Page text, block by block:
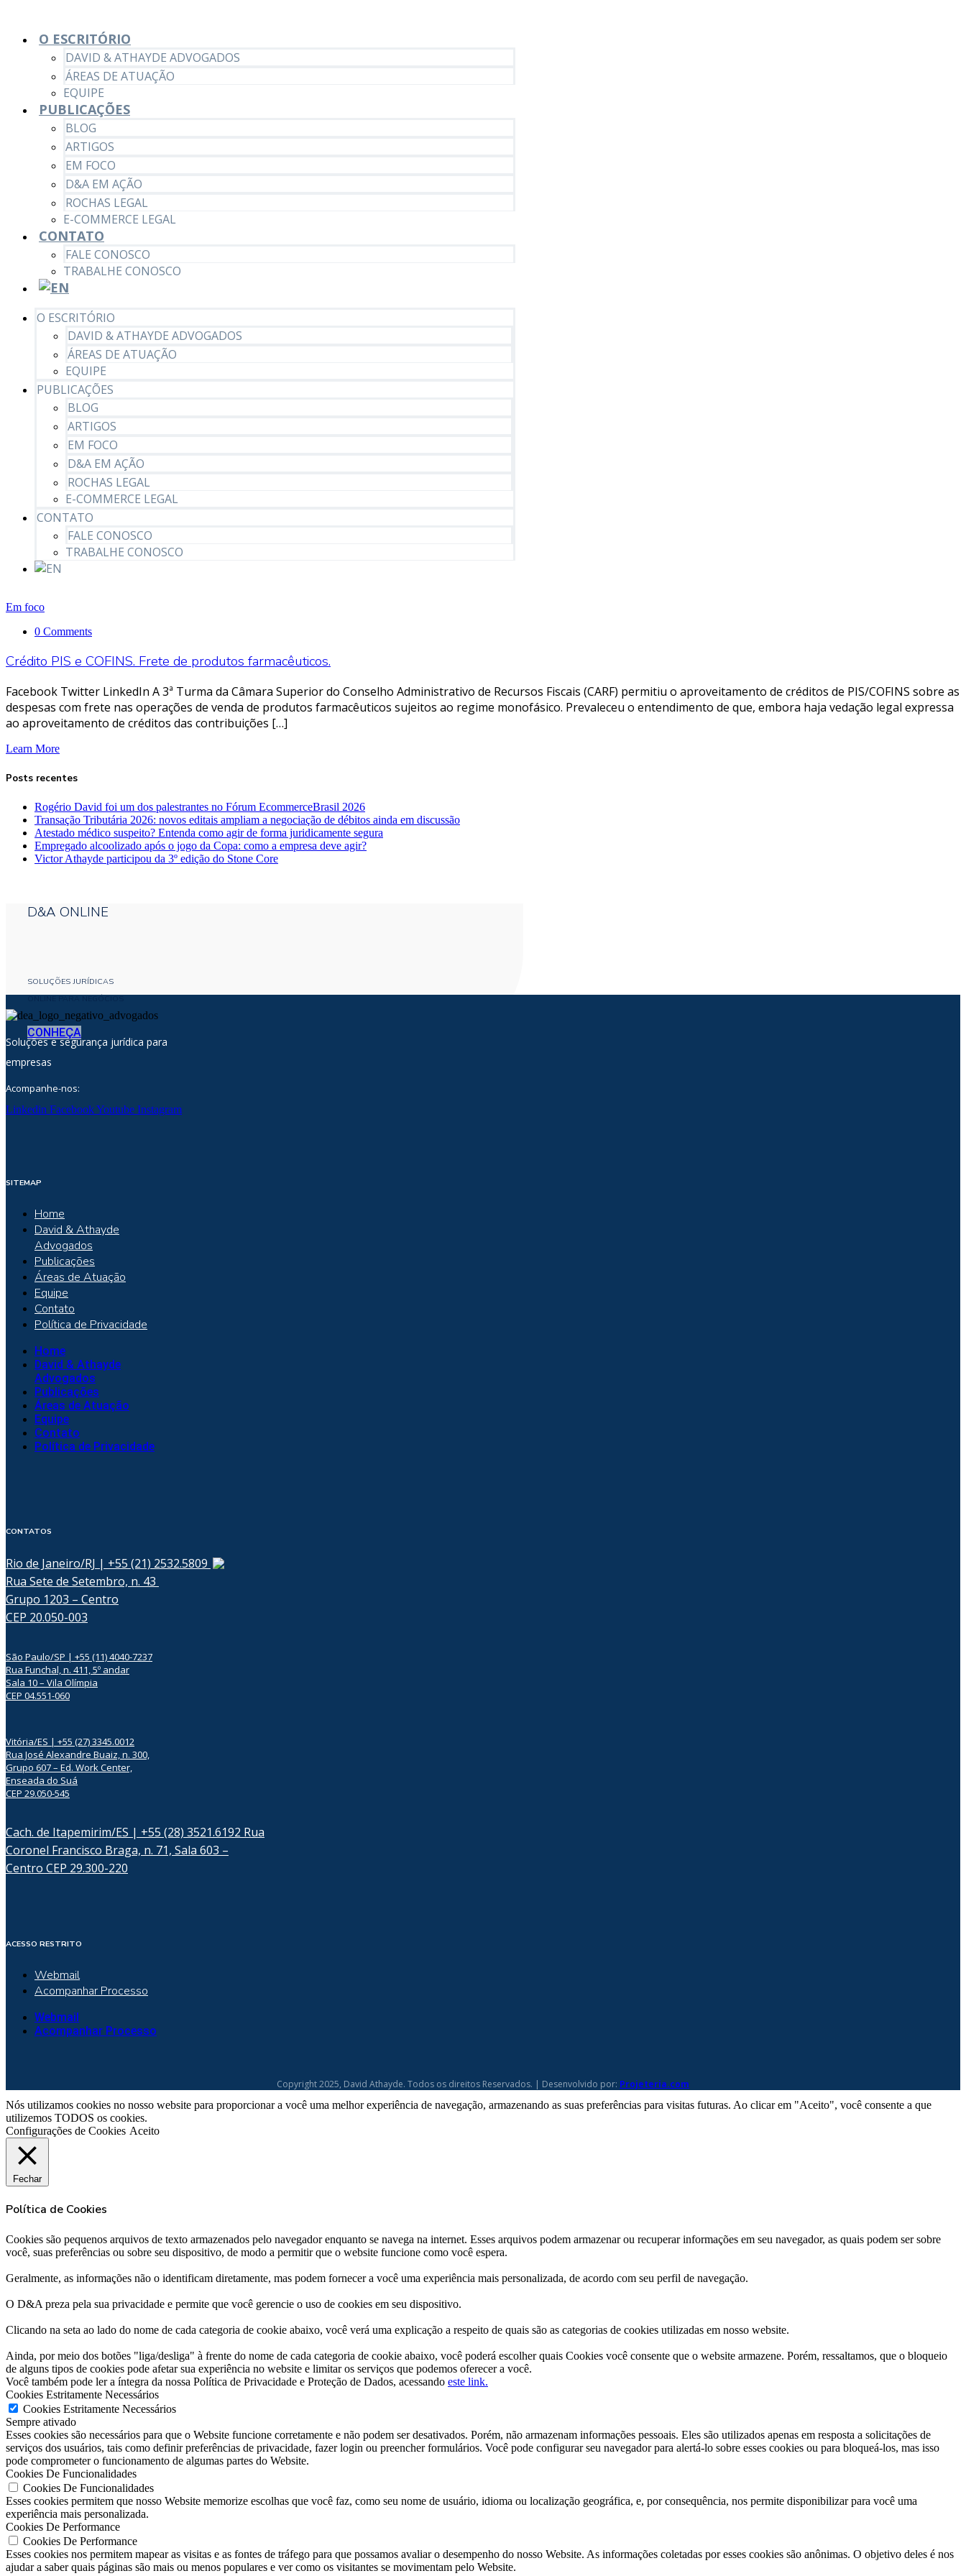
O ESCRITÓRIO
DAVID & ATHAYDE ADVOGADOS
ÁREAS DE ATUAÇÃO
EQUIPE
PUBLICAÇÕES
BLOG
ARTIGOS
EM FOCO
D&A EM AÇÃO
ROCHAS LEGAL
E-COMMERCE LEGAL
CONTATO
FALE CONOSCO
TRABALHE CONOSCO
O ESCRITÓRIO
DAVID & ATHAYDE ADVOGADOS
ÁREAS DE ATUAÇÃO
EQUIPE
PUBLICAÇÕES
BLOG
ARTIGOS
EM FOCO
D&A EM AÇÃO
ROCHAS LEGAL
E-COMMERCE LEGAL
CONTATO
FALE CONOSCO
TRABALHE CONOSCO
Em foco
0 Comments
Crédito PIS e COFINS. Frete de produtos farmacêuticos.
Facebook Twitter LinkedIn A 3ª Turma da Câmara Superior do Conselho Administrativo de Recursos Fiscais (CARF) permitiu o aproveitamento de créditos de PIS/COFINS sobre as
despesas com frete nas operações de venda de produtos farmacêuticos sujeitos ao regime monofásico. Prevaleceu o entendimento de que, embora haja vedação legal expressa
ao aproveitamento de créditos das contribuições […]
Learn More
Posts recentes
Rogério David foi um dos palestrantes no Fórum EcommerceBrasil 2026
Transação Tributária 2026: novos editais ampliam a negociação de débitos ainda em discussão
Atestado médico suspeito? Entenda como agir de forma juridicamente segura
Empregado alcoolizado após o jogo da Copa: como a empresa deve agir?
Victor Athayde participou da 3º edição do Stone Core
D&A ONLINE
SOLUÇÕES JURÍDICAS
CONHEÇA
Soluções e segurança jurídica para
empresas
Acompanhe-nos:
Linkedin FacebookYoutube Instagram
SITEMAP
Home
David & Athayde
Advogados
Publicações
Áreas de Atuação
Equipe
Contato
Política de Privacidade
Home
David & Athayde
Advogados
Publicações
Áreas de Atuação
Equipe
Contato
Política de Privacidade
CONTATOS
Rio de Janeiro/RJ | +55 (21) 2532.5809
Rua Sete de Setembro, n. 43
Grupo 1203 – Centro
CEP 20.050-003
São Paulo/SP | +55 (11) 4040-7237
Rua Funchal, n. 411, 5º andar
Sala 10 – Vila Olímpia
CEP 04.551-060
Vitória/ES | +55 (27) 3345.0012
Rua José Alexandre Buaiz, n. 300,
Grupo 607 – Ed. Work Center,
Enseada do Suá
CEP 29.050-545
Cach. de Itapemirim/ES | +55 (28) 3521.6192 Rua
Coronel Francisco Braga, n. 71, Sala 603 –
Centro CEP 29.300-220
ACESSO RESTRITO
Webmail
Acompanhar Processo
Webmail
Acompanhar Processo
Copyright 2025, David Athayde. Todos os direitos Reservados. | Desenvolvido por: Projeteria.com
Nós utilizamos cookies no nosso website para proporcionar a você uma melhor experiência de navegação, armazenando as suas preferências para visitas futuras. Ao clicar em "Aceito", você consente a que
utilizemos TODOS os cookies.
Configurações de Cookies Aceito
Fechar
Política de Cookies
Cookies são pequenos arquivos de texto armazenados pelo navegador enquanto se navega na internet. Esses arquivos podem armazenar ou recuperar informações em seu navegador, as quais podem ser sobre
você, suas preferências ou sobre seu dispositivo, de modo a permitir que o website funcione como você espera.
Geralmente, as informações não o identificam diretamente, mas podem fornecer a você uma experiência mais personalizada, de acordo com seu perfil de navegação.
O D&A preza pela sua privacidade e permite que você gerencie o uso de cookies em seu dispositivo.
Clicando na seta ao lado do nome de cada categoria de cookie abaixo, você verá uma explicação a respeito de quais são as categorias de cookies utilizadas em nosso website.
Ainda, por meio dos botões "liga/desliga" à frente do nome de cada categoria de cookie abaixo, você poderá escolher quais Cookies você consente que o website armazene. Porém, ressaltamos, que o bloqueio
de alguns tipos de cookies pode afetar sua experiência no website e limitar os serviços que podemos oferecer a você.
Você também pode ler a íntegra da nossa Política de Privacidade e Proteção de Dados, acessando este link.
Cookies Estritamente Necessários
Cookies Estritamente Necessários
Sempre ativado
Esses cookies são necessários para que o Website funcione corretamente e não podem ser desativados. Porém, não armazenam informações pessoais. Eles são utilizados apenas em resposta a solicitações de
serviços dos usuários, tais como definir preferências de privacidade, fazer login ou preencher formulários. Você pode configurar seu navegador para alertá-lo sobre esses cookies ou para bloqueá-los, mas isso
pode comprometer o funcionamento de algumas partes do Website.
Cookies De Funcionalidades
Cookies De Funcionalidades
Esses cookies permitem que nosso Website memorize escolhas que você faz, como seu nome de usuário, idioma ou localização geográfica, e, por consequência, nos permite disponibilizar para você uma
experiência mais personalizada.
Cookies De Performance
Cookies De Performance
Esses cookies nos permitem mapear as visitas e as fontes de tráfego para que possamos avaliar o desempenho do nosso Website. As informações coletadas por esses cookies são anônimas. O objetivo deles é nos
ajudar a saber quais páginas são mais ou menos populares e ver como os visitantes se movimentam pelo Website.